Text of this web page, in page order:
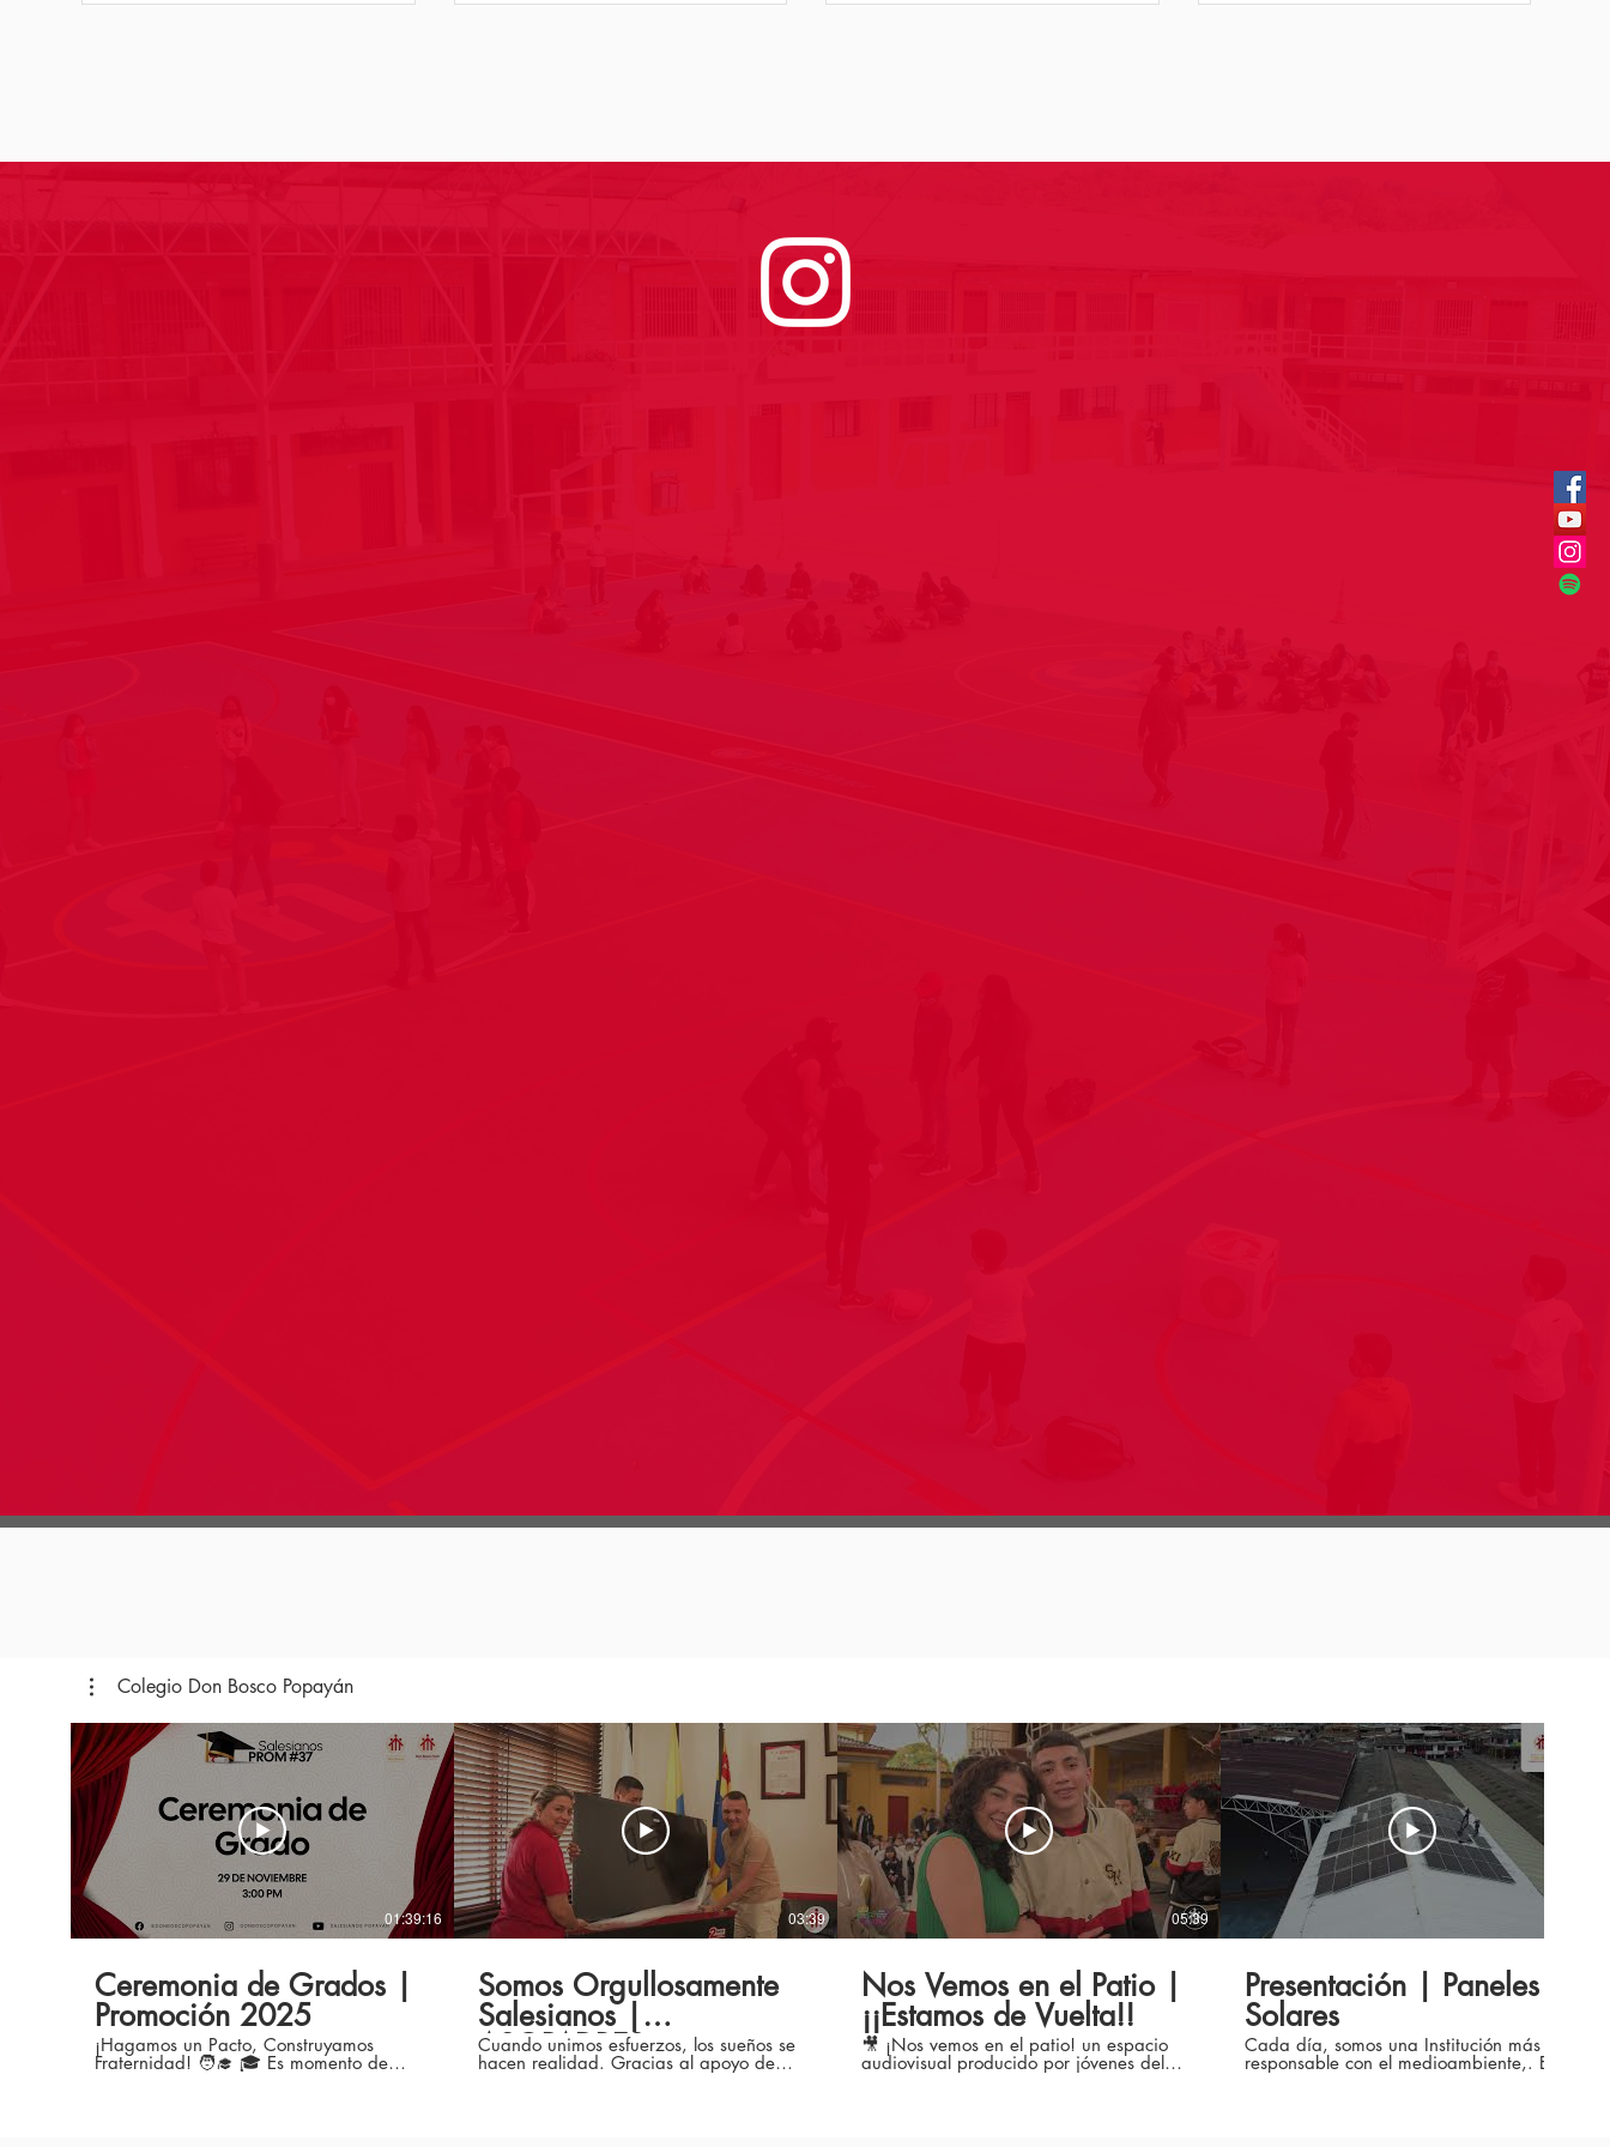
Colegio Don Bosco Popayán
01:39:16
Ceremonia de Grados |
Promoción 2025
¡Hagamos un Pacto, Construyamos
Fraternidad! 🧑‍🎓 🎓 Es momento de
03:39
Somos Orgullosamente
Salesianos |
ASOPADRES
Cuando unimos esfuerzos, los sueños se
hacen realidad. Gracias al apoyo de
AsoPadres y al compromiso de nuestras
05:39
Nos Vemos en el Patio |
¡¡Estamos de Vuelta!!
🎥 ¡Nos vemos en el patio! un espacio
audiovisual producido por jóvenes del
Semillero de Comunicaciones de nuestra
Presentación | Paneles
Solares
Cada día, somos una Institución más
responsable con el medioambiente,. Esta
vez, con la instalación de Paneles Solares